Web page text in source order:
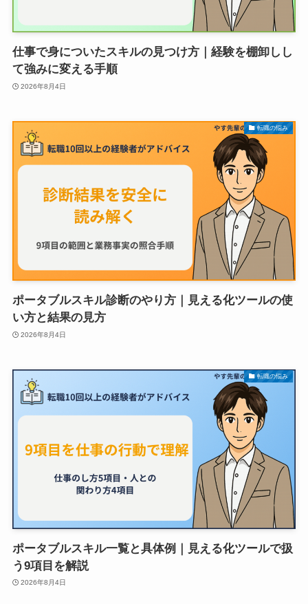
仕事で身についたスキルの見つけ方｜経験を棚卸しし
て強みに変える手順
2026年8月4日
転職の悩み
ポータブルスキル診断のやり方｜見える化ツールの使
い方と結果の見方
2026年8月4日
転職の悩み
ポータブルスキル一覧と具体例｜見える化ツールで扱
う9項目を解説
2026年8月4日